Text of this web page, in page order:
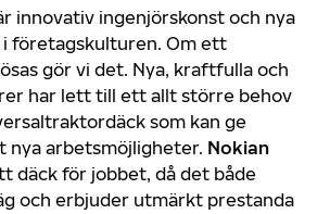
innovativ ingenjörskonst och nya
företagskulturen. Om ett
gör vi det. Nya, kraftfulla och
har lett till ett allt större behov
som kan ge
arbetsmöjligheter. Nokian
däck för jobbet, då det både
och erbjuder utmärkt prestanda